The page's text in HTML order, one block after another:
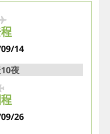
14
夜
26